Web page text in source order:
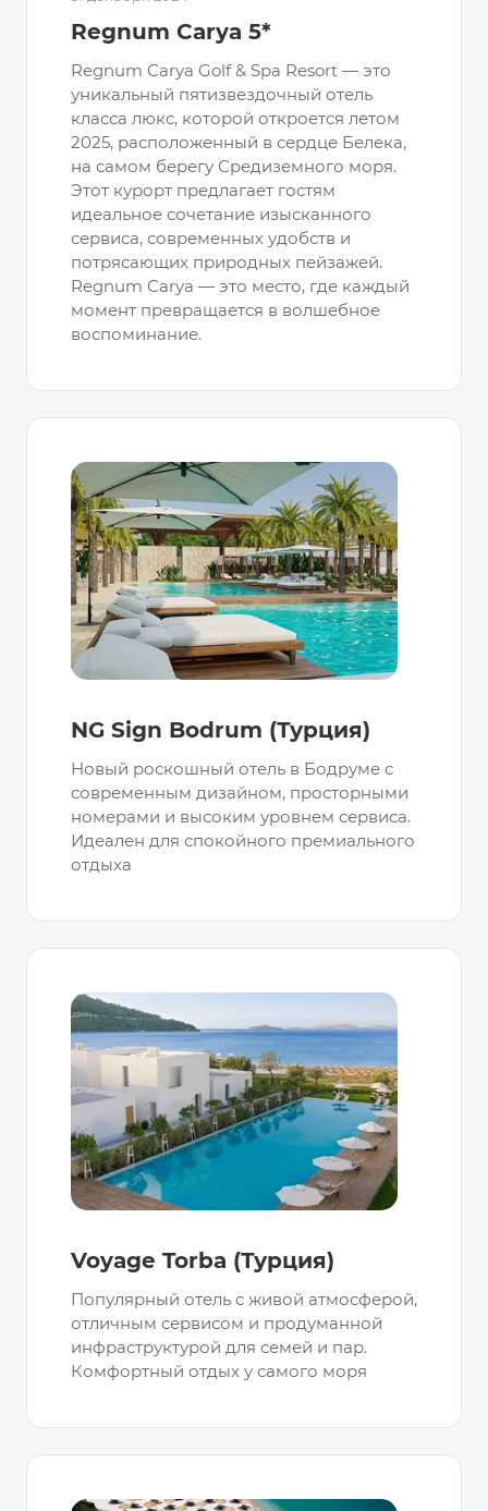
Regnum Carya 5*
Regnum Carya Golf & Spa Resort — это
уникальный пятизвездочный отель
класса люкс, которой откроется летом
2025, расположенный в сердце Белека,
на самом берегу Средиземного моря.
Этот курорт предлагает гостям
идеальное сочетание изысканного
сервиса, современных удобств и
потрясающих природных пейзажей.
Regnum Carya — это место, где каждый
момент превращается в волшебное
воспоминание.
NG Sign Bodrum (Турция)
Новый роскошный отель в Бодруме с
современным дизайном, просторными
номерами и высоким уровнем сервиса.
Идеален для спокойного премиального
отдыха
Voyage Torba (Турция)
Популярный отель с живой атмосферой,
отличным сервисом и продуманной
инфраструктурой для семей и пар.
Комфортный отдых у самого моря